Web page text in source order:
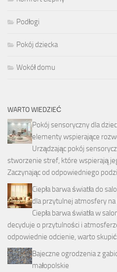
Podłogi
Pokój dziecka
Wokół domu
WARTO WIEDZIEĆ
Pokój sensoryczny dla
elementy wspierające
Urządzając pokój
stworzenie stref, które wspierają
Zaczynając od odpowiedniego
Ciepła barwa światła do
dla przytulnej atmosfery na
Ciepła barwa światła w
decyduje o przytulności i
odpowiednie odcienie, warto
Bajeczne ogrodzenia z
małopolskie